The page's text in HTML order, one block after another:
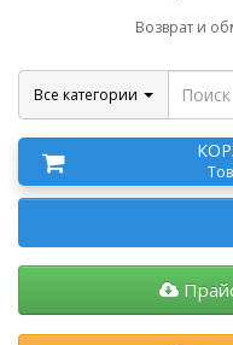
Возврат и
Все категории